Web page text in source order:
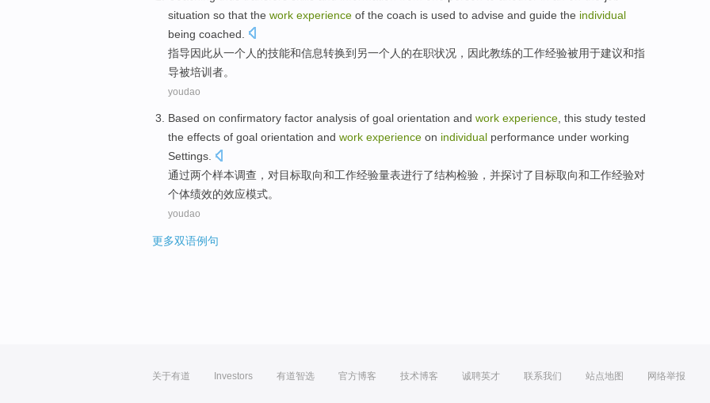
situation so that the work experience of the coach is used to advise and guide the individual
being coached
指导因此从一个 人 的技能和信息转换到 另一个人的在职状况 ， 因此教练的工作经验被用于建议和指
导被培训者。
youdao
Based on confirmatory factor analysis of goal orientation and work experience, this study tested
the effects of goal orientation and work experience on individual performance under working
Settings.
通过两个样本调查，对目标取向和工作经验量表进行了结构检验 ，并探讨了目标取向和工作经验对
个体绩效的效应模式。
youdao
更多双语例句
关于有道 Investors 有道智选 官方博客 技术博客 诚聘英才 联系我们 站点地图 网络举报